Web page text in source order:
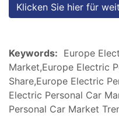
Klicken Sie hier für
Keywords: Europe
Market,Europe Electric
Share,Europe Electric
Electric Personal Car
Personal Car Market